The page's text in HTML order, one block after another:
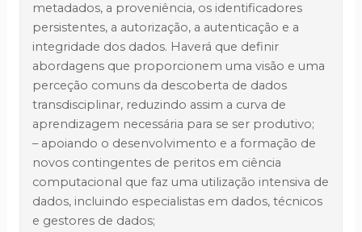
metadados, a proveniência, os identificadores
persistentes, a autorização, a autenticação e a
integridade dos dados. Haverá que definir
abordagens que proporcionem uma visão e uma
perceção comuns da descoberta de dados
transdisciplinar, reduzindo assim a curva de
aprendizagem necessária para se ser produtivo;
– apoiando o desenvolvimento e a formação de
novos contingentes de peritos em ciência
computacional que faz uma utilização intensiva de
dados, incluindo especialistas em dados, técnicos
e gestores de dados;